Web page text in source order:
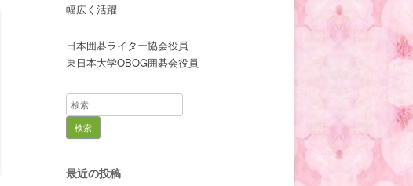
幅広く活躍
日本囲碁ライター協会役員
東日本大学OBOG囲碁会役員
検
索:
最近の投稿